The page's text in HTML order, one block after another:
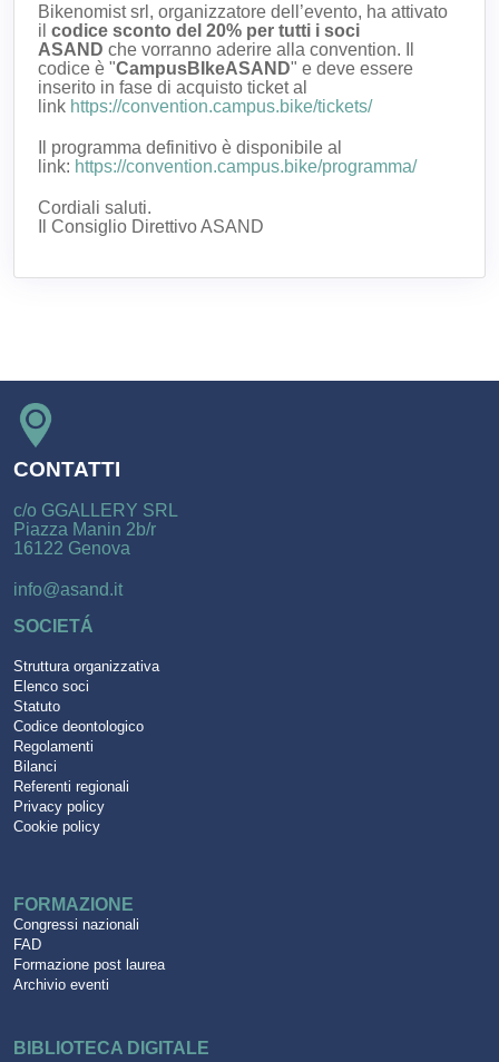
Bikenomist srl, organizzatore dell’evento, ha attivato
ilcodice sconto del 20% per tutti i soci
ASANDche vorranno aderire alla convention. Il
codice è "CampusBIkeASAND" e deve essere
inserito in fase di acquisto ticket al
link https://convention.campus.bike/tickets/
Il programma definitivo è disponibile al
link: https://convention.campus.bike/programma/
Cordiali saluti.
Il Consiglio Direttivo ASAND
CONTATTI
c/o GGALLERY SRL
Piazza Manin 2b/r
16122 Genova
info@asand.it
SOCIETÁ
Struttura organizzativa
Elenco soci
Statuto
Codice deontologico
Regolamenti
Bilanci
Referenti regionali
Privacy policy
Cookie policy
FORMAZIONE
Congressi nazionali
FAD
Formazione post laurea
Archivio eventi
BIBLIOTECA DIGITALE